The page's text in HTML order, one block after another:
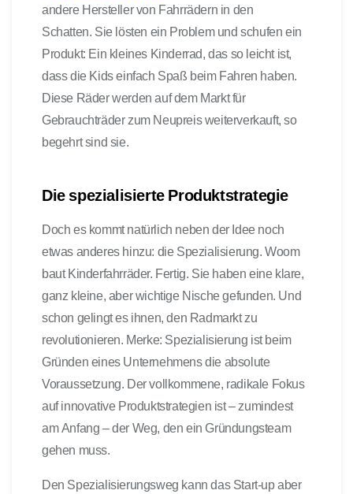
andere Hersteller von Fahrrädern in den
Schatten. Sie lösten ein Problem und schufen ein
Produkt: Ein kleines Kinderrad, das so leicht ist,
dass die Kids einfach Spaß beim Fahren haben.
Diese Räder werden auf dem Markt für
Gebrauchträder zum Neupreis weiterverkauft, so
begehrt sind sie.
Die spezialisierte Produktstrategie
Doch es kommt natürlich neben der Idee noch
etwas anderes hinzu: die Spezialisierung.Woom
baut Kinderfahrräder. Fertig. Sie haben eine klare,
ganz kleine, aber wichtige Nische gefunden. Und
schon gelingt es ihnen, den Radmarkt zu
revolutionieren. Merke: Spezialisierung ist beim
Gründen eines Unternehmens die absolute
Voraussetzung. Der vollkommene, radikale Fokus
auf innovative Produktstrategien ist – zumindest
am Anfang – der Weg, den ein Gründungsteam
gehen muss.
Den Spezialisierungsweg kann das Start-up aber